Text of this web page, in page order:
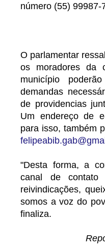
número (55) 99987-
O parlamentar
os moradores da
município
demandas
de providencias
Um endereço de
para isso, também
"Desta forma, a
canal de contato
reivindicações,
somos a voz do
finaliza.